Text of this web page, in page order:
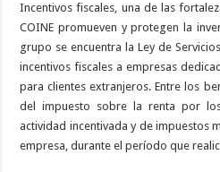
Incentivos fiscales, una de las
COINE promueven y protegen la
grupo se encuentra la Ley de
incentivos fiscales a empresas
para clientes extranjeros. Entre los
del impuesto sobre la renta por
actividad incentivada y de impuestos
empresa, durante el período que